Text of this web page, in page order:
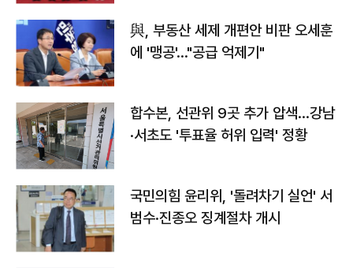
與, 부동산 세제 개편안 비판 오세훈
에 '맹공'…"공급 억제기"
합수본, 선관위 9곳 추가 압색…강남
·서초도 '투표율 허위 입력' 정황
국민의힘 윤리위, '돌려차기 실언' 서
범수·진종오 징계절차 개시